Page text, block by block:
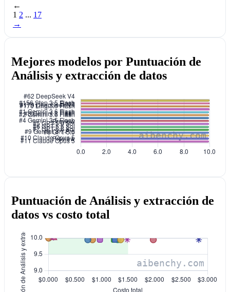
←
1 2 ... 17
→
Mejores modelos por Puntuación de
Análisis y extracción de datos
Puntuación de Análisis y extracción de
datos vs costo total